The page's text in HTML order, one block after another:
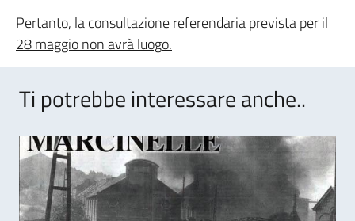
Pertanto, la consultazione referendaria prevista per il
28 maggio non avrà luogo.
Ti potrebbe interessare anche..